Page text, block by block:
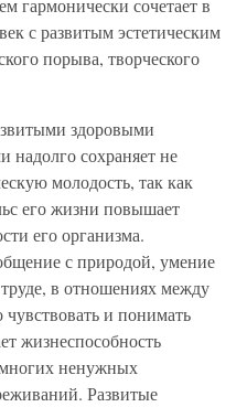
гармонически сочетает в
с развитым эстетическим
порыва, творческого
здоровыми
надолго сохраняет не
молодость, так как
его жизни повышает
его организма.
с природой, умение
труде, в отношениях между
и понимать
жизнеспособность
многих ненужных
Развитые